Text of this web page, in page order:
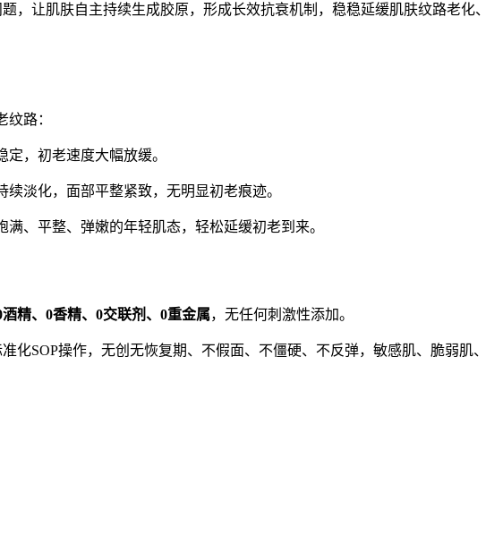
，让肌肤自主持续生成胶原，形成长效抗衰机制，稳稳延缓肌肤纹路老化、
路：
，初老速度大幅放缓。
淡化，面部平整紧致，无明显初老痕迹。
、平整、弹嫩的年轻肌态，轻松延缓初老到来。
精、0香精、0交联剂、0重金属，无任何刺激性添加。
SOP操作，无创无恢复期、不假面、不僵硬、不反弹，敏感肌、脆弱肌、